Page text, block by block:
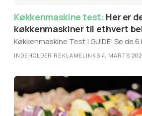
Køkkenmaskine test:
køkkenmaskiner til ethvert
Køkkenmaskine Test | GUIDE: Se de
INDEHOLDER REKLAMELINKS·4. MARTS